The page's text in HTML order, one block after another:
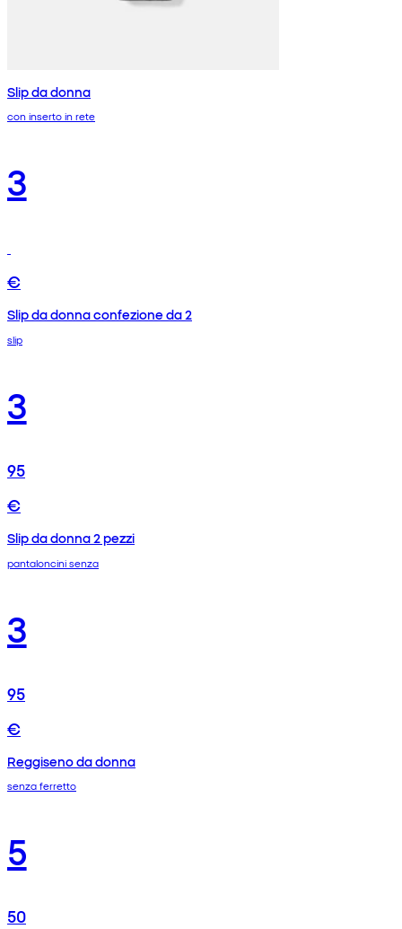
Slip da donna
con inserto in rete
3
€
Slip da donna confezione da 2
slip
3
95
€
Slip da donna 2 pezzi
pantaloncini senza
3
95
€
Reggiseno da donna
senza ferretto
5
50